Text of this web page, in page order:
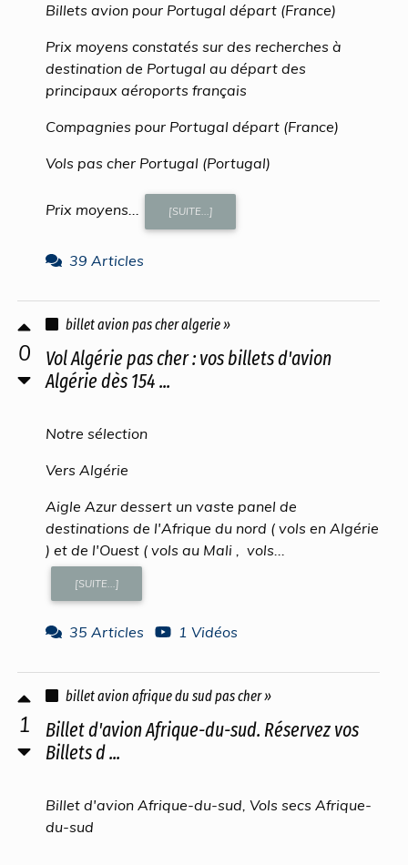
Billets avion pour Portugal départ (France)
Prix moyens constatés sur des recherches à
destination de Portugal au départ des
principaux aéroports français
Compagnies pour Portugal départ (France)
Vols pas cher Portugal (Portugal)
Prix moyens... [SUITE...]
39 Articles
0
billet avion pas cher algerie »
Vol Algérie pas cher : vos billets d'avion
Algérie dès 154 ...
Notre sélection
Vers Algérie
Aigle Azur dessert un vaste panel de
destinations de l'Afrique du nord ( vols en Algérie
) et de l'Ouest ( vols au Mali , vols...
[SUITE...]
35 Articles 1 Vidéos
1
billet avion afrique du sud pas cher »
Billet d'avion Afrique-du-sud. Réservez vos
Billets d ...
Billet d'avion Afrique-du-sud, Vols secs Afrique-
du-sud